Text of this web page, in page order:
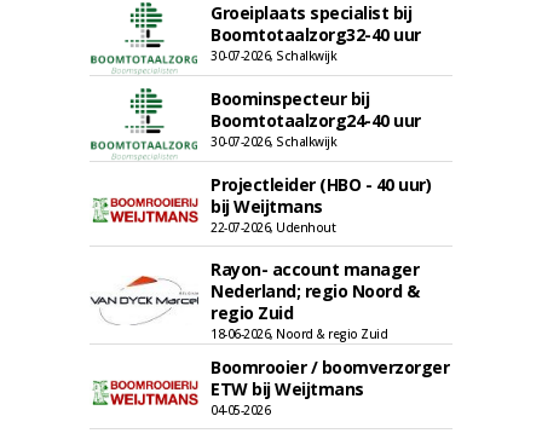
Groeiplaats specialist bij
Boomtotaalzorg32-40 uur
30-07-2026, Schalkwijk
Boominspecteur bij
Boomtotaalzorg24-40 uur
30-07-2026, Schalkwijk
Projectleider (HBO - 40 uur)
bij Weijtmans
22-07-2026, Udenhout
Rayon- account manager
Nederland; regio Noord &
regio Zuid
18-06-2026, Noord & regio Zuid
Boomrooier / boomverzorger
ETW bij Weijtmans
04-05-2026